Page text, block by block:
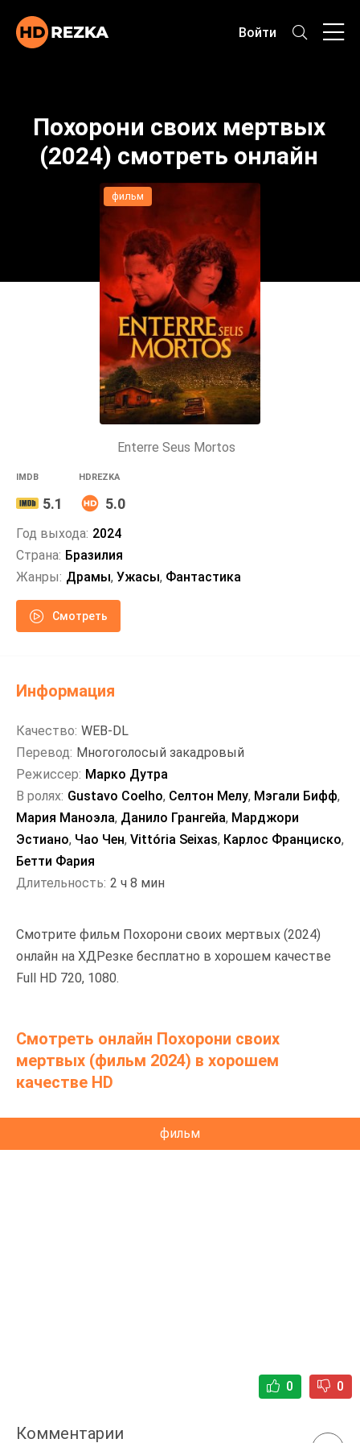
Войти
Похорони своих мертвых
(2024) смотреть онлайн
фильм
Enterre Seus Mortos
IMDB
5.1
HDREZKA
5.0
Год выхода: 2024
Страна: Бразилия
Жанры: Драмы, Ужасы, Фантастика
Смотреть
Смотрите фильм Похорони своих мертвых (2024)
онлайн на ХДРезке бесплатно в хорошем качестве
Full HD 720, 1080.
Смотреть онлайн Похорони своих
мертвых (фильм 2024) в хорошем
качестве HD
фильм
0 0
Комментарии
Информация
Качество: WEB-DL
Перевод: Многоголосый закадровый
Режиссер: Марко Дутра
В ролях: Gustavo Coelho, Селтон Мелу, Мэгали Бифф,
Мария Маноэла, Данило Грангейа, Марджори
Эстиано, Чао Чен, Vittória Seixas, Карлос Франциско,
Бетти Фария
Длительность: 2 ч 8 мин